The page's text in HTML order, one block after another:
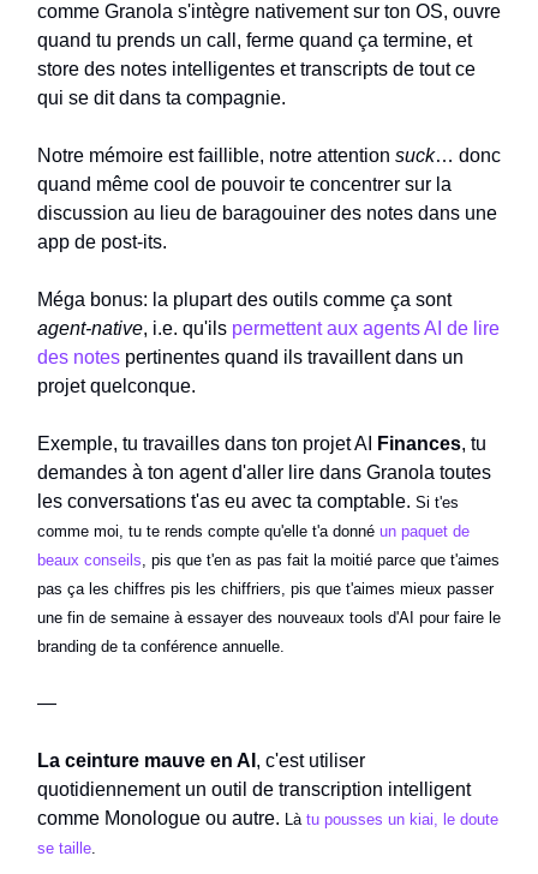
comme Granola s'intègre nativement sur ton OS, ouvre
quand tu prends un call, ferme quand ça termine, et
store des notes intelligentes et transcripts de tout ce
qui se dit dans ta compagnie.
Notre mémoire est faillible, notre attention suck… donc
quand même cool de pouvoir te concentrer sur la
discussion au lieu de baragouiner des notes dans une
app de post-its.
Méga bonus: la plupart des outils comme ça sont
agent-native, i.e. qu'ils permettent aux agents AI de lire
des notes pertinentes quand ils travaillent dans un
projet quelconque.
Exemple, tu travailles dans ton projet AI Finances, tu
demandes à ton agent d'aller lire dans Granola toutes
les conversations t'as eu avec ta comptable. Si t'es
comme moi, tu te rends compte qu'elle t'a donné un paquet de
beaux conseils, pis que t'en as pas fait la moitié parce que t'aimes
pas ça les chiffres pis les chiffriers, pis que t'aimes mieux passer
une fin de semaine à essayer des nouveaux tools d'AI pour faire le
branding de ta conférence annuelle.
—
La ceinture mauve en AI , c'est utiliser
quotidiennement un outil de transcription intelligent
comme Monologue ou autre. Là tu pousses un kiai, le doute
se taille.